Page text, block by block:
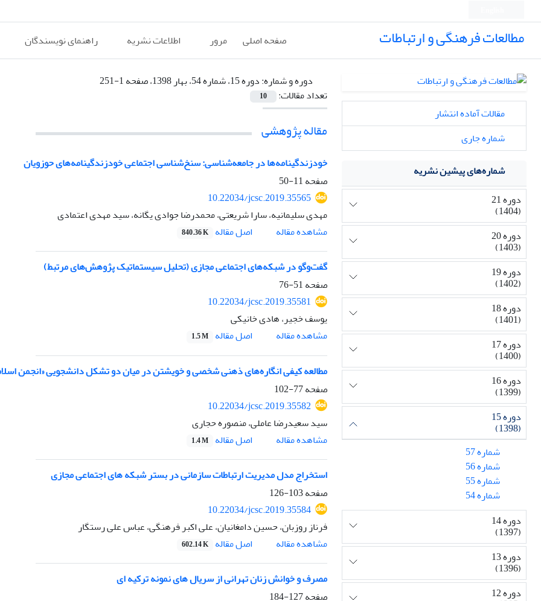
مطالعات فرهنگی و ارتباطات صفحه اصلی مرور اطلاعات نشریه راهنمای نویسندگان
دوره و شماره:دوره 15، شماره 54، بهار 1398، صفحه 1-251
تعداد مقالات:
10
مقاله پژوهشی
خودزندگینامه‌ها در جامعه‌شناسی: سنخ‌شناسی اجتماعی خودزندگینامه‌های حوزویان
صفحه11-50
10.22034/jcsc.2019.35565
مهدی سلیمانیه، سارا شریعتی، محمدرضا جوادی یگانه، سید مهدی اعتمادی
مشاهده مقاله
اصل مقاله 840.36 K
گفت‌وگو در شبکه‌های اجتماعی مجازی (تحلیل سیستماتیک پژوهش‌های مرتبط)
صفحه51-76
10.22034/jcsc.2019.35581
یوسف خجیر، هادی خانیکی
مشاهده مقاله
اصل مقاله 1.5 M
مطالعه کیفی انگاره‌های ذهنی شخصی و خویشتن در میان دو تشکل دانشجویی «انجمن
صفحه77-102
10.22034/jcsc.2019.35582
سید سعیدرضا عاملی، منصوره حجاری
مشاهده مقاله
اصل مقاله 1.4 M
استخراج مدل مدیریت ارتباطات سازمانی در بستر شبکه های اجتماعی مجازی
صفحه103-126
10.22034/jcsc.2019.35584
فرناز روزبان، حسین دامغانیان، علی اکبر فرهنگی، عباس علی رستگار
مشاهده مقاله
اصل مقاله 602.14 K
مصرف و خوانش زنان تهرانی از سریال های نمونه ترکیه ای
صفحه127-184
مقالات آماده انتشار
شماره جاری
شماره‌های پیشین نشریه
دوره 21
(1404)
دوره 20
(1403)
دوره 19
(1402)
دوره 18
(1401)
دوره 17
(1400)
دوره 16
(1399)
دوره 15
(1398)
شماره 57
شماره 56
شماره 55
شماره 54
دوره 14
(1397)
دوره 13
(1396)
دوره 12